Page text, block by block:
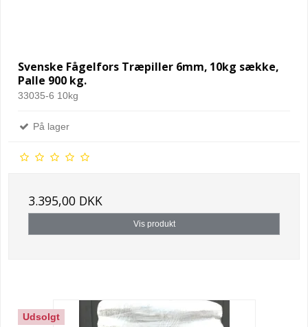
Svenske Fågelfors Træpiller 6mm, 10kg sække,
Palle 900 kg.
33035-6 10kg
På lager
3.395,00 DKK
Vis produkt
Udsolgt